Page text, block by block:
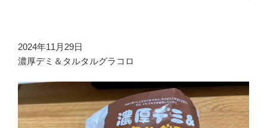
2024年11月29日
濃厚デミ＆タルタルグラコロ